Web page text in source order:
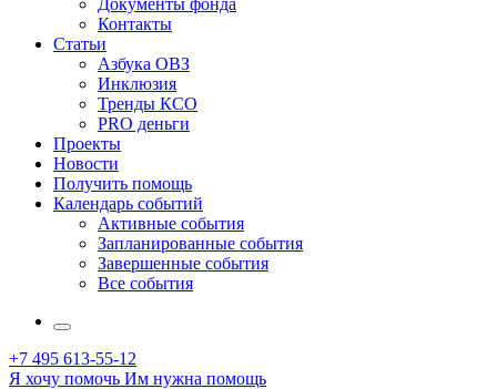
Документы фонда
Контакты
Статьи
Азбука ОВЗ
Инклюзия
Тренды КСО
PRO деньги
Проекты
Новости
Получить помощь
Календарь событий
Активные события
Запланированные события
Завершенные события
Все события
More
+7 495 613-55-12
Я хочу помочь Им нужна помощь